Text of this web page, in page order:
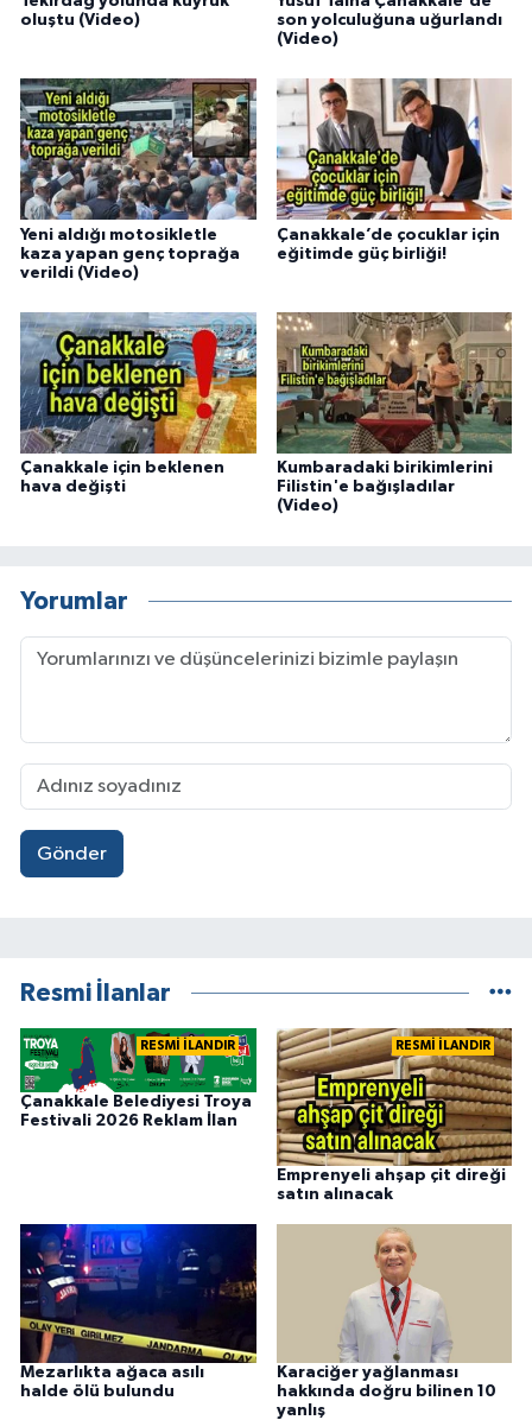
oluştu (Video)
son yolculuğuna uğurlandı
(Video)
Yeni aldığı motosikletle
kaza yapan genç toprağa
verildi (Video)
Çanakkale’de çocuklar için
eğitimde güç birliği!
Çanakkale için beklenen
hava değişti
Kumbaradaki birikimlerini
Filistin'e bağışladılar
(Video)
Yorumlar
Gönder
Resmi İlanlar
RESMİ İLANDIR
Çanakkale Belediyesi Troya
Festivali 2026 Reklam İlan
RESMİ İLANDIR
Emprenyeli ahşap çit direği
satın alınacak
Mezarlıkta ağaca asılı
halde ölü bulundu
Karaciğer yağlanması
hakkında doğru bilinen 10
yanlış